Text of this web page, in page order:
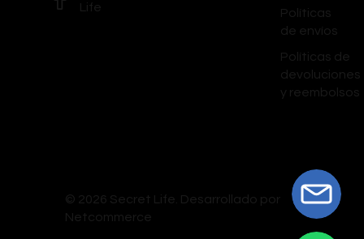
Life
Políticas
de envíos
Políticas de
devoluciones
y reembolsos
© 2026 Secret Life. Desarrollado por
Netcommerce